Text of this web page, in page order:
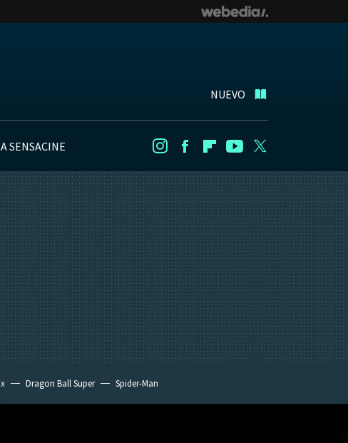
NUEVO
SENSACINE InstagramFacebookFlipboard
Youtube
Dragon Ball Super Spider-Man